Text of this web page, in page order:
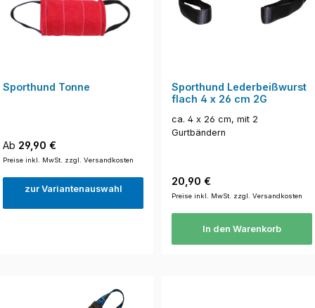
Sporthund Tonne
Regulärer Preis:
Ab 29,90 €
Preise inkl. MwSt. zzgl. Versandkosten
zur Variantenauswahl
Sporthund Lederbeißwurst
flach 4 x 26 cm 2G
ca. 4 x 26 cm, mit 2
Gurtbändern
Regulärer Preis:
20,90 €
Preise inkl. MwSt. zzgl. Versandkosten
In den Warenkorb